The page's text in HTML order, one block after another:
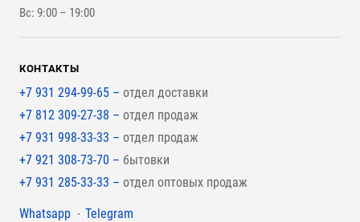
Для покрытия крыши
Вс: 9:00 – 19:00
КОНТАКТЫ
+7 931 294-99-65 – отдел доставки
+7 812 309-27-38 – отдел продаж
+7 931 998-33-33 – отдел продаж
+7 921 308-73-70 – бытовки
+7 931 285-33-33 – отдел оптовых продаж
Мессенджеры
Whatsapp
Telegram